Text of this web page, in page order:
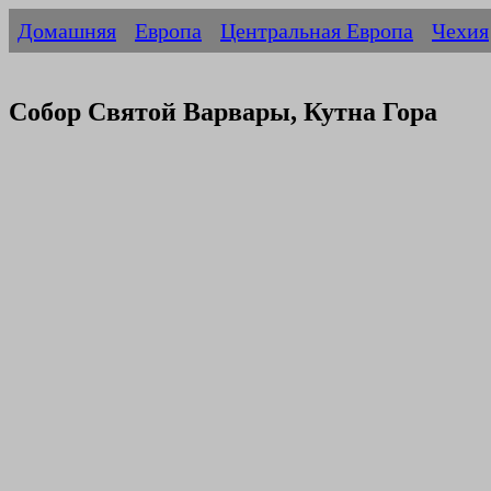
Домашняя Европа Центральная Европа Чехия
Собор Святой Варвары, Кутна Гора